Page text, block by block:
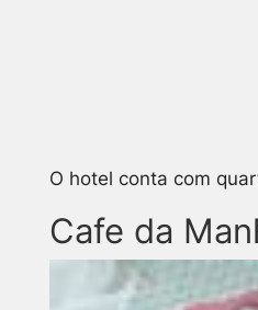
O hotel conta com
Cafe da